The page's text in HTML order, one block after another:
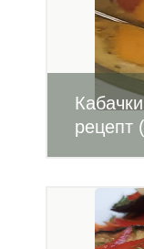
рецепт